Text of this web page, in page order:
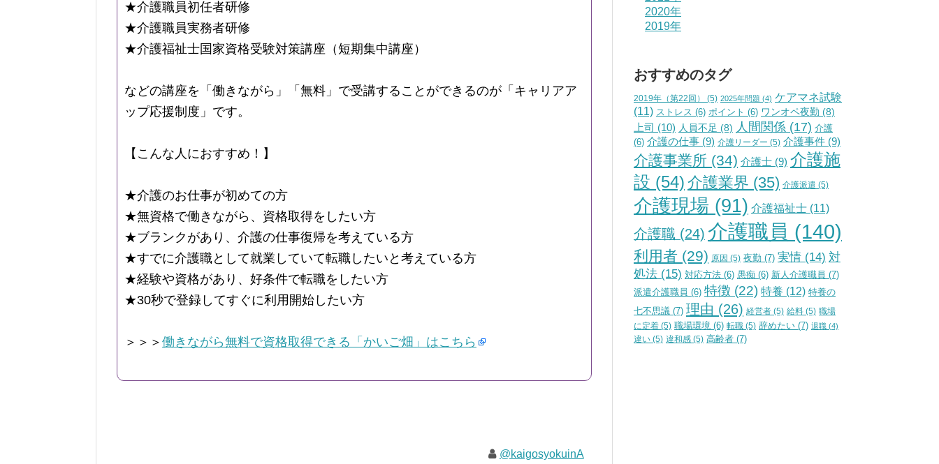
★介護職員初任者研修
★介護職員実務者研修
★介護福祉士国家資格受験対策講座（短期集中講座）
などの講座を「働きながら」「無料」で受講することができるのが「キャリアア
ップ応援制度」です。
【こんな人におすすめ！】
★介護のお仕事が初めての方
★無資格で働きながら、資格取得をしたい方
★ブランクがあり、介護の仕事復帰を考えている方
★すでに介護職として就業していて転職したいと考えている方
★経験や資格があり、好条件で転職をしたい方
★30秒で登録してすぐに利用開始したい方
＞＞＞ 働きながら無料で資格取得できる「かいご畑」はこちら
@kaigosyokuinA
2020年
2019年
おすすめのタグ
2019年（第22回） (5) 2025年問題 (4) ケアマネ試験
(11) ストレス (6) ポイント (6) ワンオペ夜勤 (8)
上司 (10) 人員不足 (8) 人間関係 (17) 介護
(6) 介護の仕事 (9) 介護リーダー (5) 介護事件 (9)
介護事業所 (34) 介護士 (9) 介護施
設 (54) 介護業界 (35) 介護派遣 (5)
介護現場 (91) 介護福祉士 (11)
介護職 (24) 介護職員 (140)
利用者 (29) 原因 (5) 夜勤 (7) 実情 (14) 対
処法 (15) 対応方法 (6) 愚痴 (6) 新人介護職員 (7)
派遣介護職員 (6) 特徴 (22) 特養 (12) 特養の
七不思議 (7) 理由 (26) 経営者 (5) 給料 (5) 職場
に定着 (5) 職場環境 (6) 転職 (5) 辞めたい (7) 退職 (4)
違い (5) 違和感 (5) 高齢者 (7)